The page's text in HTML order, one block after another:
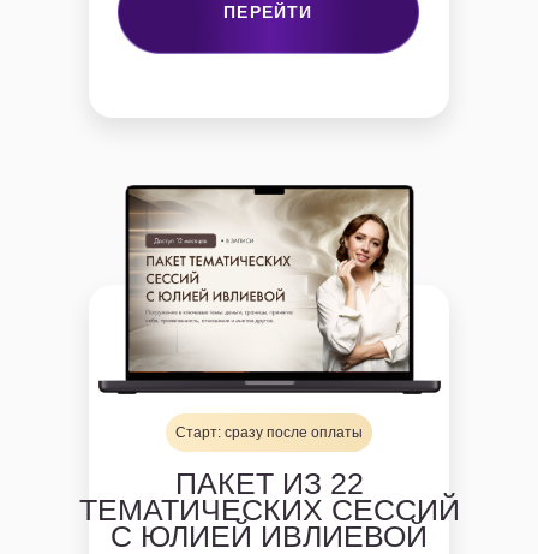
ПЕРЕЙТИ
ПАКЕТ ИЗ 22
ТЕМАТИЧЕСКИХ СЕССИЙ
С ЮЛИЕЙ ИВЛИЕВОЙ
Старт: сразу после оплаты